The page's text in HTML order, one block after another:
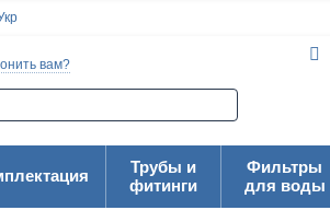
соглашение
вам?
Трубы и
фитинги
Фильтры
для воды